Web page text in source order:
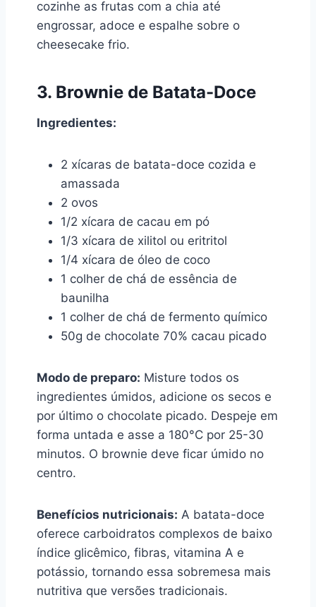
cozinhe as frutas com a chia até
engrossar, adoce e espalhe sobre o
cheesecake frio.
3. Brownie de Batata-Doce
Ingredientes:
2 xícaras de batata-doce cozida e
amassada
2 ovos
1/2 xícara de cacau em pó
1/3 xícara de xilitol ou eritritol
1/4 xícara de óleo de coco
1 colher de chá de essência de
baunilha
1 colher de chá de fermento químico
50g de chocolate 70% cacau picado
Modo de preparo: Misture todos os
ingredientes úmidos, adicione os secos e
por último o chocolate picado. Despeje em
forma untada e asse a 180°C por 25-30
minutos. O brownie deve ficar úmido no
centro.
Benefícios nutricionais: A batata-doce
oferece carboidratos complexos de baixo
índice glicêmico, fibras, vitamina A e
potássio, tornando essa sobremesa mais
nutritiva que versões tradicionais.